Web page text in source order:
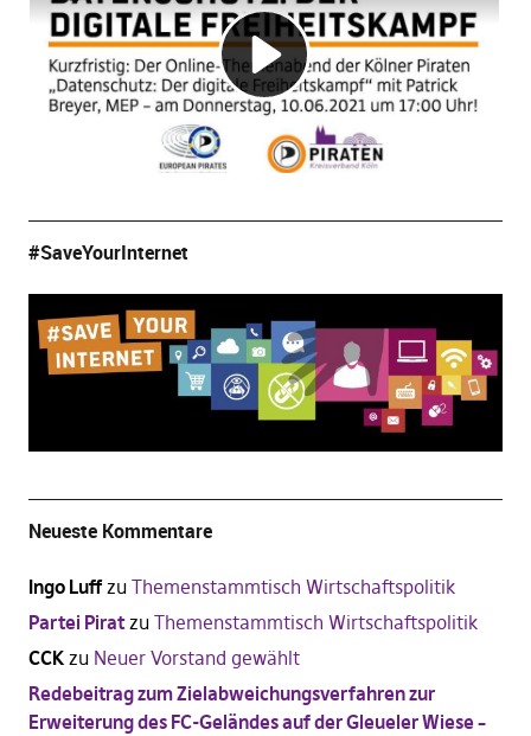
#SaveYourInternet
Neueste Kommentare
Ingo Luffzu Themenstammtisch Wirtschaftspolitik
Partei Piratzu Themenstammtisch Wirtschaftspolitik
CCKzu Neuer Vorstand gewählt
Redebeitrag zum Zielabweichungsverfahren zur
Erweiterung des FC-Geländes auf der Gleueler Wiese –